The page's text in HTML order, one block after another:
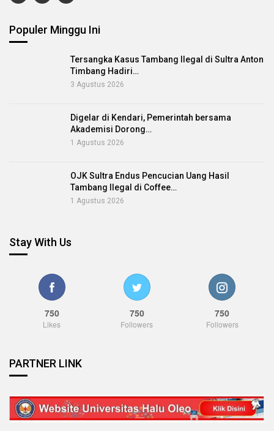
Populer Minggu Ini
Tersangka Kasus Tambang Ilegal di Sultra Anton
Timbang Hadiri…
3 Agustus 2026
Digelar di Kendari, Pemerintah bersama
Akademisi Dorong…
1 Agustus 2026
OJK Sultra Endus Pencucian Uang Hasil
Tambang Ilegal di Coffee…
1 Agustus 2026
Stay With Us
750
Likes
750
Followers
750
Followers
PARTNER LINK